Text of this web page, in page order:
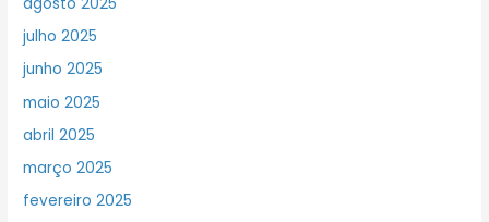
julho 2025
junho 2025
maio 2025
abril 2025
março 2025
fevereiro 2025